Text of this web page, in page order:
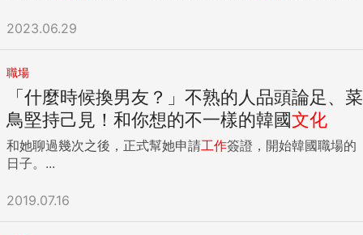
2023.06.29
職場
「什麼時候換男友？」不熟的人品頭論足、菜
鳥堅持己見！和你想的不一樣的韓國文化
和她聊過幾次之後，正式幫她申請工作簽證，開始韓國職場的
日子。...
2019.07.16